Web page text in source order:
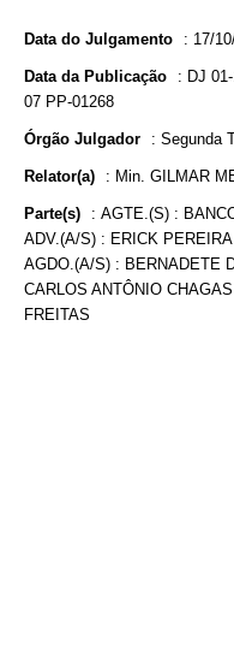
Data do Julgamento : 17/
Data da Publicação : DJ
07 PP-01268
Órgão Julgador : Segunda
Relator(a) : Min. GILMAR
Parte(s) : AGTE.(S) :
ADV.(A/S) : ERICK
AGDO.(A/S) : BERNADETE
CARLOS ANTÔNIO
FREITAS